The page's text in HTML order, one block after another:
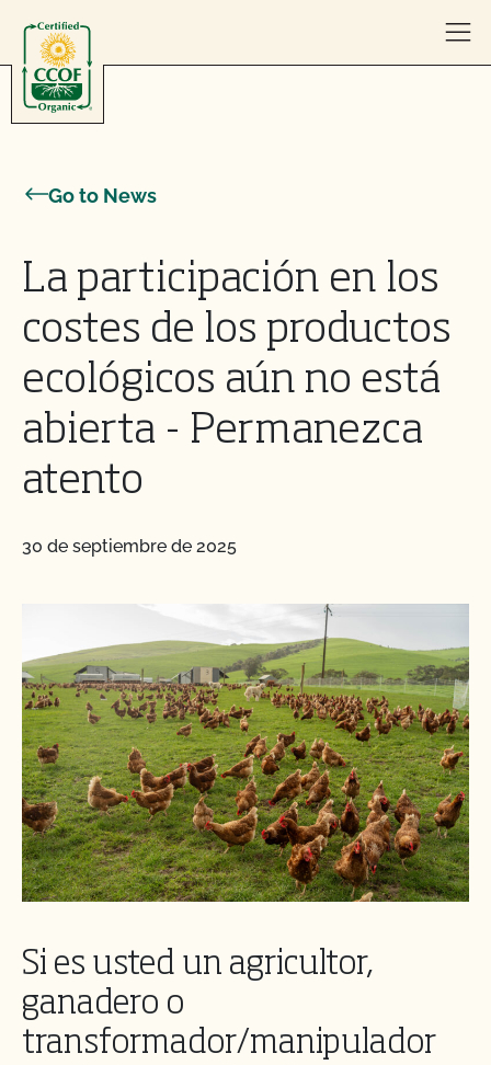
Go to News
La participación en los
costes de los productos
ecológicos aún no está
abierta - Permanezca
atento
30 de septiembre de 2025
Si es usted un agricultor,
ganadero o
transformador/manipulador